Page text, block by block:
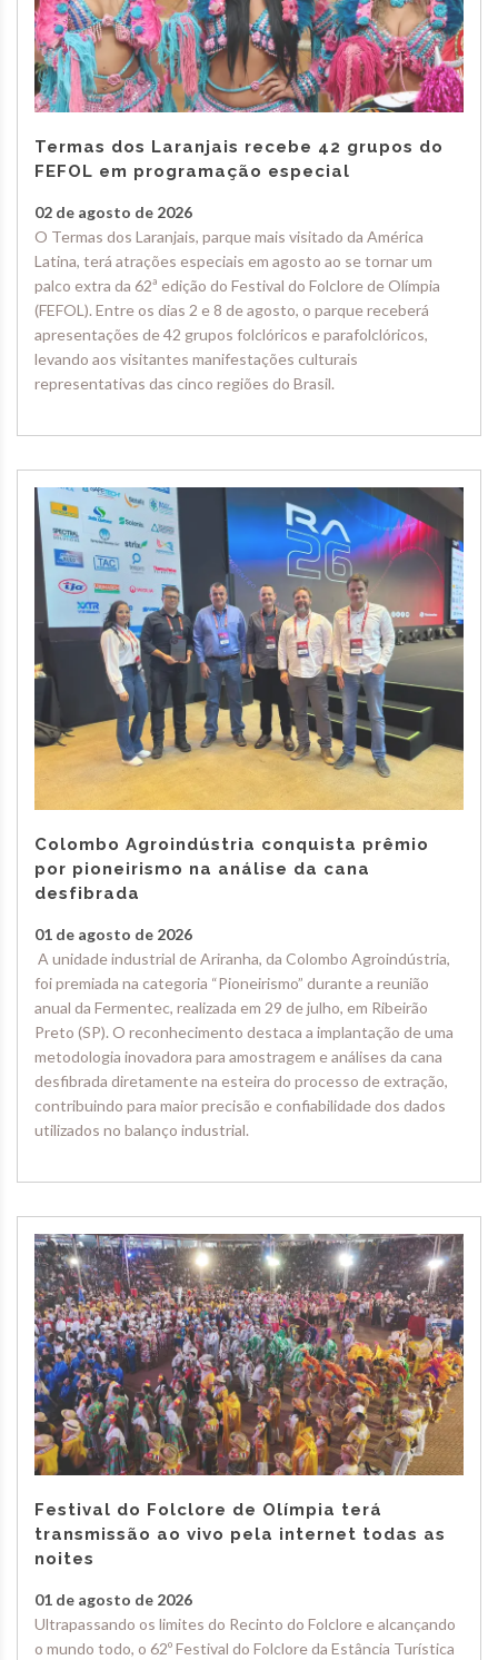
Termas dos Laranjais recebe 42 grupos do
FEFOL em programação especial
02 de agosto de 2026
O Termas dos Laranjais, parque mais visitado da América
Latina, terá atrações especiais em agosto ao se tornar um
palco extra da 62ª edição do Festival do Folclore de Olímpia
(FEFOL). Entre os dias 2 e 8 de agosto, o parque receberá
apresentações de 42 grupos folclóricos e parafolclóricos,
levando aos visitantes manifestações culturais
representativas das cinco regiões do Brasil.
Colombo Agroindústria conquista prêmio
por pioneirismo na análise da cana
desfibrada
01 de agosto de 2026
A unidade industrial de Ariranha, da Colombo Agroindústria,
foi premiada na categoria “Pioneirismo” durante a reunião
anual da Fermentec, realizada em 29 de julho, em Ribeirão
Preto (SP). O reconhecimento destaca a implantação de uma
metodologia inovadora para amostragem e análises da cana
desfibrada diretamente na esteira do processo de extração,
contribuindo para maior precisão e confiabilidade dos dados
utilizados no balanço industrial.
Festival do Folclore de Olímpia terá
transmissão ao vivo pela internet todas as
noites
01 de agosto de 2026
Ultrapassando os limites do Recinto do Folclore e alcançando
o mundo todo, o 62º Festival do Folclore da Estância Turística